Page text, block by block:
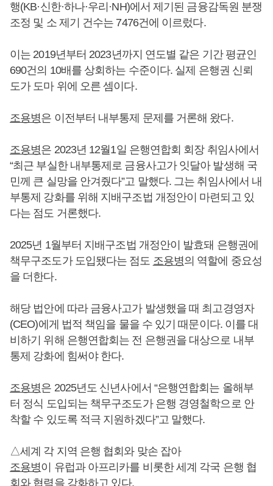
행(KB·신한·하나·우리·NH)에서 제기된 금융감독원 분쟁
조정 및 소 제기 건수는 7476건에 이르렀다.
이는 2019년부터 2023년까지 연도별 같은 기간 평균인
690건의 10배를 상회하는 수준이다. 실제 은행권 신뢰
도가 도마 위에 오른 셈이다.
조용병은 이전부터 내부통제 문제를 거론해 왔다.
조용병은 2023년 12월1일 은행연합회 회장 취임사에서
“최근 부실한 내부통제로 금융사고가 잇달아 발생해 국
민께 큰 실망을 안겨줬다”고 말했다. 그는 취임사에서 내
부통제 강화를 위해 지배구조법 개정안이 마련되고 있
다는 점도 거론했다.
2025년 1월부터 지배구조법 개정안이 발효돼 은행권에
책무구조도가 도입됐다는 점도 조용병의 역할에 중요성
을 더한다.
해당 법안에 따라 금융사고가 발생했을 때 최고경영자
(CEO)에게 법적 책임을 물을 수 있기 때문이다. 이를 대
비하기 위해 은행연합회는 전 은행권을 대상으로 내부
통제 강화에 힘써야 한다.
조용병은 2025년도 신년사에서 “은행연합회는 올해부
터 정식 도입되는 책무구조도가 은행 경영철학으로 안
착할 수 있도록 적극 지원하겠다”고 말했다.
△세계 각 지역 은행 협회와 맞손 잡아
조용병이 유럽과 아프리카를 비롯한 세계 각국 은행 협
회와 협력을 강화하고 있다.